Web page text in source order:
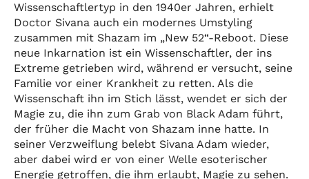
Wissenschaftlertyp in den 1940er Jahren, erhielt
Doctor Sivana auch ein modernes Umstyling
zusammen mit Shazam im „New 52“-Reboot. Diese
neue Inkarnation ist ein Wissenschaftler, der ins
Extreme getrieben wird, während er versucht, seine
Familie vor einer Krankheit zu retten. Als die
Wissenschaft ihn im Stich lässt, wendet er sich der
Magie zu, die ihn zum Grab von Black Adam führt,
der früher die Macht von Shazam inne hatte. In
seiner Verzweiflung belebt Sivana Adam wieder,
aber dabei wird er von einer Welle esoterischer
Energie getroffen, die ihm erlaubt, Magie zu sehen.